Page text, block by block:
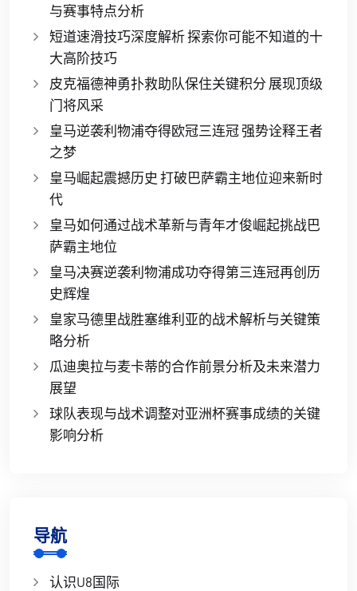
与赛事特点分析
短道速滑技巧深度解析 探索你可能不知道的十
大高阶技巧
皮克福德神勇扑救助队保住关键积分 展现顶级
门将风采
皇马逆袭利物浦夺得欧冠三连冠 强势诠释王者
之梦
皇马崛起震撼历史 打破巴萨霸主地位迎来新时
代
皇马如何通过战术革新与青年才俊崛起挑战巴
萨霸主地位
皇马决赛逆袭利物浦成功夺得第三连冠再创历
史辉煌
皇家马德里战胜塞维利亚的战术解析与关键策
略分析
瓜迪奥拉与麦卡蒂的合作前景分析及未来潜力
展望
球队表现与战术调整对亚洲杯赛事成绩的关键
影响分析
导航
认识U8国际